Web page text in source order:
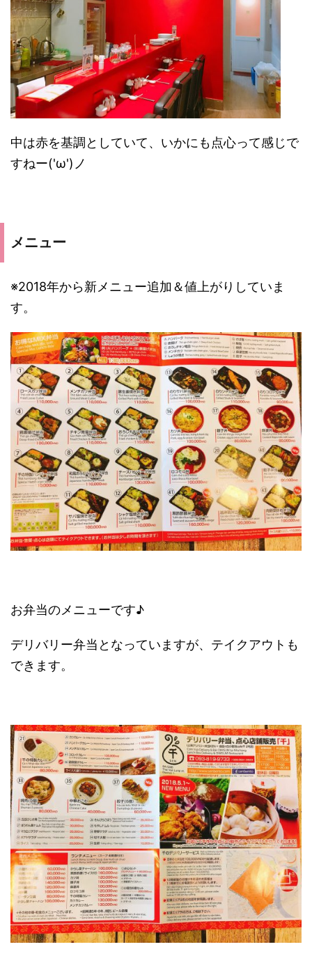
中は赤を基調としていて、いかにも点心って感じで
すねー('ω')ノ
メニュー
※2018年から新メニュー追加＆値上がりしていま
す。
お弁当のメニューです♪
デリバリー弁当となっていますが、テイクアウトも
できます。